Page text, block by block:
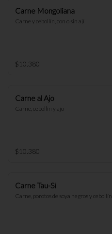
Carne Mongoliana
Carne y cebollín, con o sin ají
$10.380
Carne al Ajo
Carne, cebollín y ajo
$10.380
Carne Tau-Si
Carne, porotos de soya negros y cebollín